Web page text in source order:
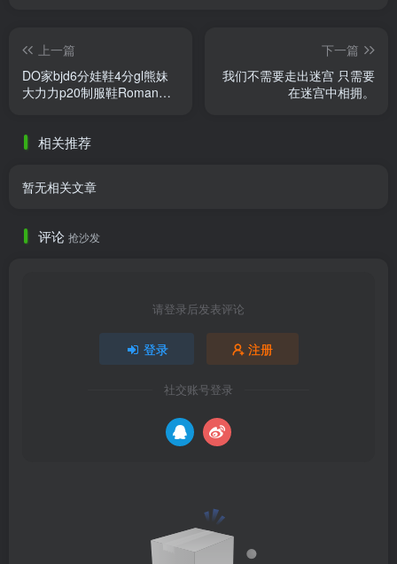
上一篇
DO家bjd6分娃鞋4分gl熊妹
大力力p20制服鞋Roman罗
下一篇
我们不需要走出迷宫 只需要
在迷宫中相拥。
相关推荐
暂无相关文章
评论 抢沙发
请登录后发表评论
登录 注册
社交账号登录